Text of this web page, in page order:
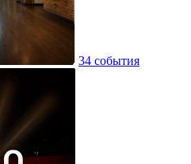
34 события